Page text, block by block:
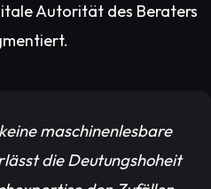
Autorität des Beraters
maschinenlesbare
die Deutungshoheit